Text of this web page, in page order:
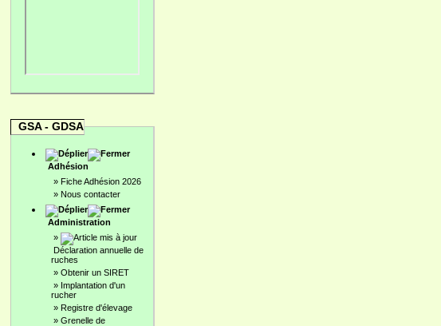
GSA - GDSA
Adhésion
» Fiche Adhésion 2026
» Nous contacter
Administration
»
Déclaration annuelle de
ruches
» Obtenir un SIRET
» Implantation d'un
rucher
» Registre d'élevage
» Grenelle de